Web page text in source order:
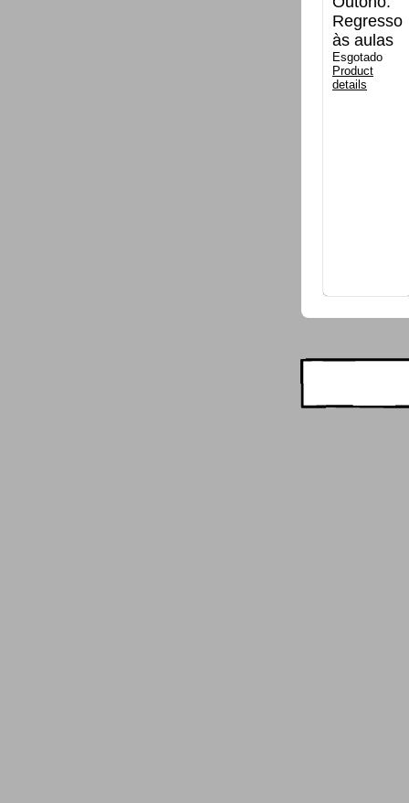
Regresso
às aulas
Esgotado
Product
details